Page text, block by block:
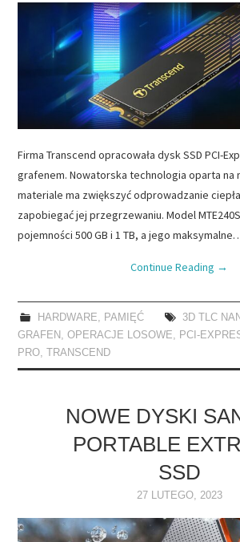
Firma Transcend opracowała dysk SSD PCI-
grafenem. Nowatorska technologia oparta na
materiale ma zwiększyć odprowadzanie
zapobiegać jej przegrzewaniu. Model
pojemności 500 GB i 1 TB, a jego
Continue Reading →
HARDWARE, PAMIĘĆ 3D TLC
GRAFEN ,OPERACJE LOSOWE, PCI-
PRO, TRANSCEND
NOWE DYSKI
PORTABLE
SSD
27 LUTEGO, 2023